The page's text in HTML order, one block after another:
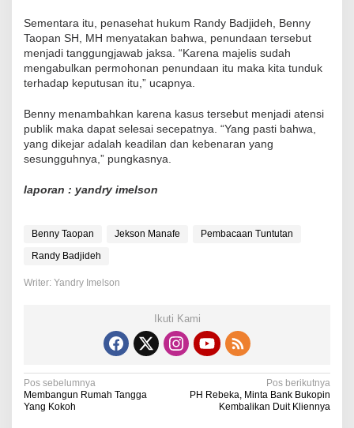
Sementara itu, penasehat hukum Randy Badjideh, Benny
Taopan SH, MH menyatakan bahwa, penundaan tersebut
menjadi tanggungjawab jaksa. “Karena majelis sudah
mengabulkan permohonan penundaan itu maka kita tunduk
terhadap keputusan itu,” ucapnya.
Benny menambahkan karena kasus tersebut menjadi atensi
publik maka dapat selesai secepatnya. “Yang pasti bahwa,
yang dikejar adalah keadilan dan kebenaran yang
sesungguhnya,” pungkasnya.
laporan : yandry imelson
Benny Taopan Jekson Manafe
Pembacaan Tuntutan
Randy Badjideh
Writer: Yandry Imelson
Ikuti Kami
N
a
Pos sebelumnya
Membangun Rumah Tangga
Yang Kokoh
Pos berikutnya
PH Rebeka, Minta Bank Bukopin
Kembalikan Duit Kliennya